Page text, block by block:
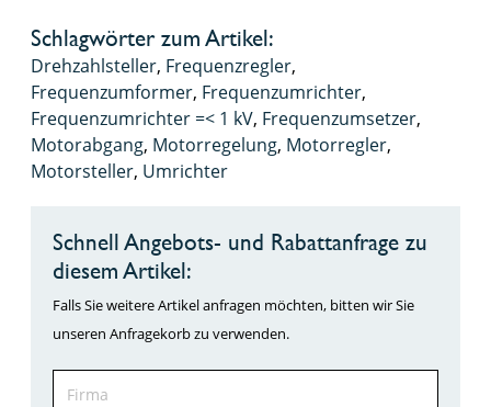
Schlagwörter zum Artikel:
Drehzahlsteller, Frequenzregler,
Frequenzumformer, Frequenzumrichter,
Frequenzumrichter =< 1 kV, Frequenzumsetzer,
Motorabgang, Motorregelung, Motorregler,
Motorsteller, Umrichter
Schnell Angebots- und Rabattanfrage zu
diesem Artikel:
Falls Sie weitere Artikel anfragen möchten, bitten wir Sie
unseren Anfragekorb zu verwenden.